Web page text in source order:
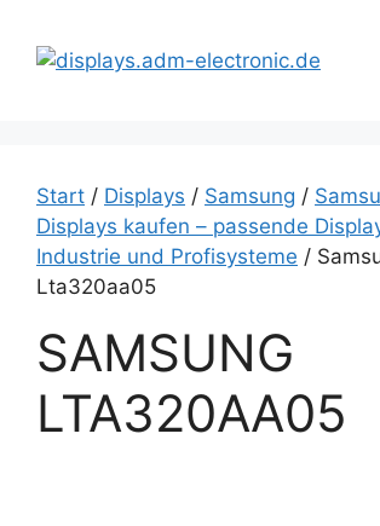
Inhalt
springen
Start / Displays / Samsung /
Displays kaufen – passende
Industrie und Profisysteme /
Lta320aa05
SAMSUNG
LTA320AA05